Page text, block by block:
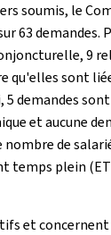
soumis, le
63 demandes.
9
sont
demandes
et aucune
nombre de
temps plein
et